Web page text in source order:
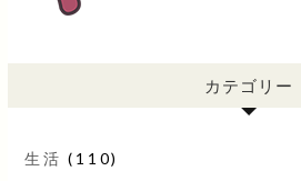
カテゴリー
生活 (110)